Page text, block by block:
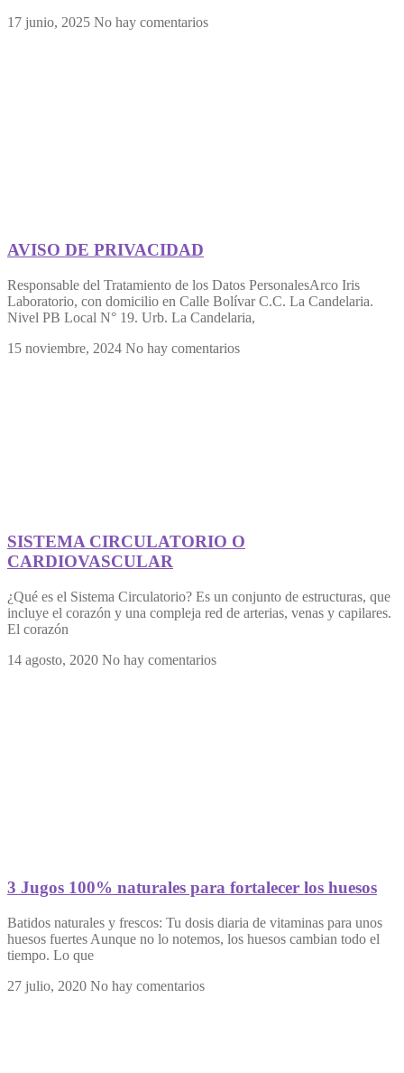
17 junio, 2025 No hay comentarios
AVISO DE PRIVACIDAD
Responsable del Tratamiento de los Datos PersonalesArco Iris
Laboratorio, con domicilio en Calle Bolívar C.C. La Candelaria.
Nivel PB Local N° 19. Urb. La Candelaria,
15 noviembre, 2024 No hay comentarios
SISTEMA CIRCULATORIO O
CARDIOVASCULAR
¿Qué es el Sistema Circulatorio? Es un conjunto de estructuras, que
incluye el corazón y una compleja red de arterias, venas y capilares.
El corazón
14 agosto, 2020 No hay comentarios
3 Jugos 100% naturales para fortalecer los huesos
Batidos naturales y frescos: Tu dosis diaria de vitaminas para unos
huesos fuertes Aunque no lo notemos, los huesos cambian todo el
tiempo. Lo que
27 julio, 2020 No hay comentarios